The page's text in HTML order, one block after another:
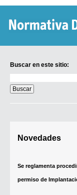
Buscar en este sitio:
en
este
sitio:
Novedades
Se reglamenta
permiso de